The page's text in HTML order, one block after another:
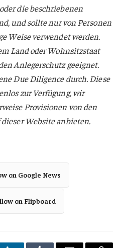
die beschriebenen
und sollte nur von Personen
Weise verwendet werden.
Land oder Wohnsitzstaat
Anlegerschutz geeignet.
Due Diligence durch. Diese
zur Verfügung, wir
Provisionen von den
Website anbieten.
on Google News
on Flipboard